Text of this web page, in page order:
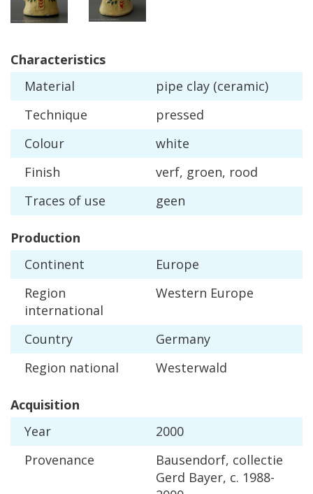
Characteristics
Material
pipe clay (ceramic)
Technique
pressed
Colour
white
Finish
verf, groen, rood
Traces of use geen
Production
Continent
Europe
Region
international
Western Europe
Country
Germany
Region national Westerwald
Acquisition
Year
2000
Provenance
Bausendorf, collectie
Gerd Bayer, c. 1988-